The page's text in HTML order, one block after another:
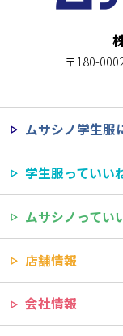
〒180-
ムサシノ学生服
学生服っていい
ムサシノってい
店舗情報
会社情報